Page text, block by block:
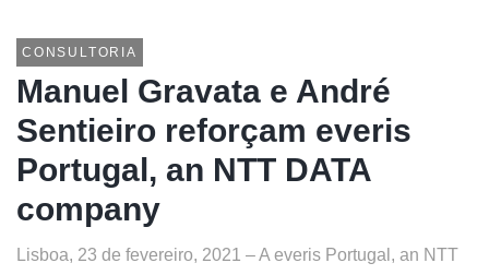
CONSULTORIA
Manuel Gravata e André
Sentieiro reforçam everis
Portugal, an NTT DATA
company
Lisboa, 23 de fevereiro, 2021 – A everis Portugal, an NTT